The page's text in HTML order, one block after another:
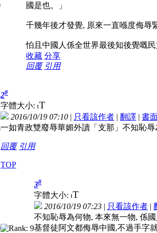
國是也。」
千幾年後才發覺, 原來一直喺度侮辱
怕且中國人係全世界最後知後覺嘅
收藏 分享
回覆 引用
2#
字體大小: tT
2016/10/19 07:10 | 只看該作者 | 翻譯 | 書
一如青政雙廢辱華媚外讀「支那」不知恥辱
回覆 引用
TOP
3#
字體大小: tT
2016/10/19 07:23 | 只看該作者 |
不知恥辱為何物, 本來無一物, 係
基督徒阿文都侮辱中國,不過手字